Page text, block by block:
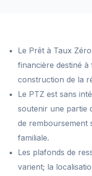
Le Prêt à Taux
financière destiné à
construction de la
Le PTZ est sans
soutenir une partie
de remboursement
familiale.
Les plafonds de
varient; la